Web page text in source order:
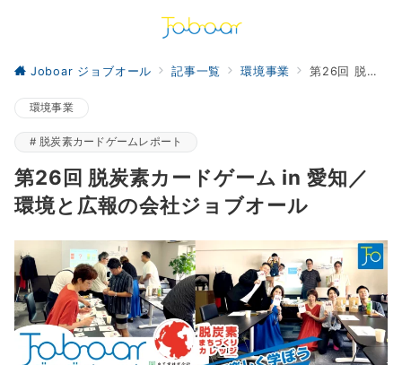
Joboar ジョブオール 記事一覧 環境事業 第26回 脱炭素カードゲーム in 愛知／環境と広報の会社ジョブオール
環境事業
脱炭素カードゲームレポート
第26回 脱炭素カードゲーム in 愛知／
環境と広報の会社ジョブオール